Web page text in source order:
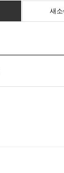
새소